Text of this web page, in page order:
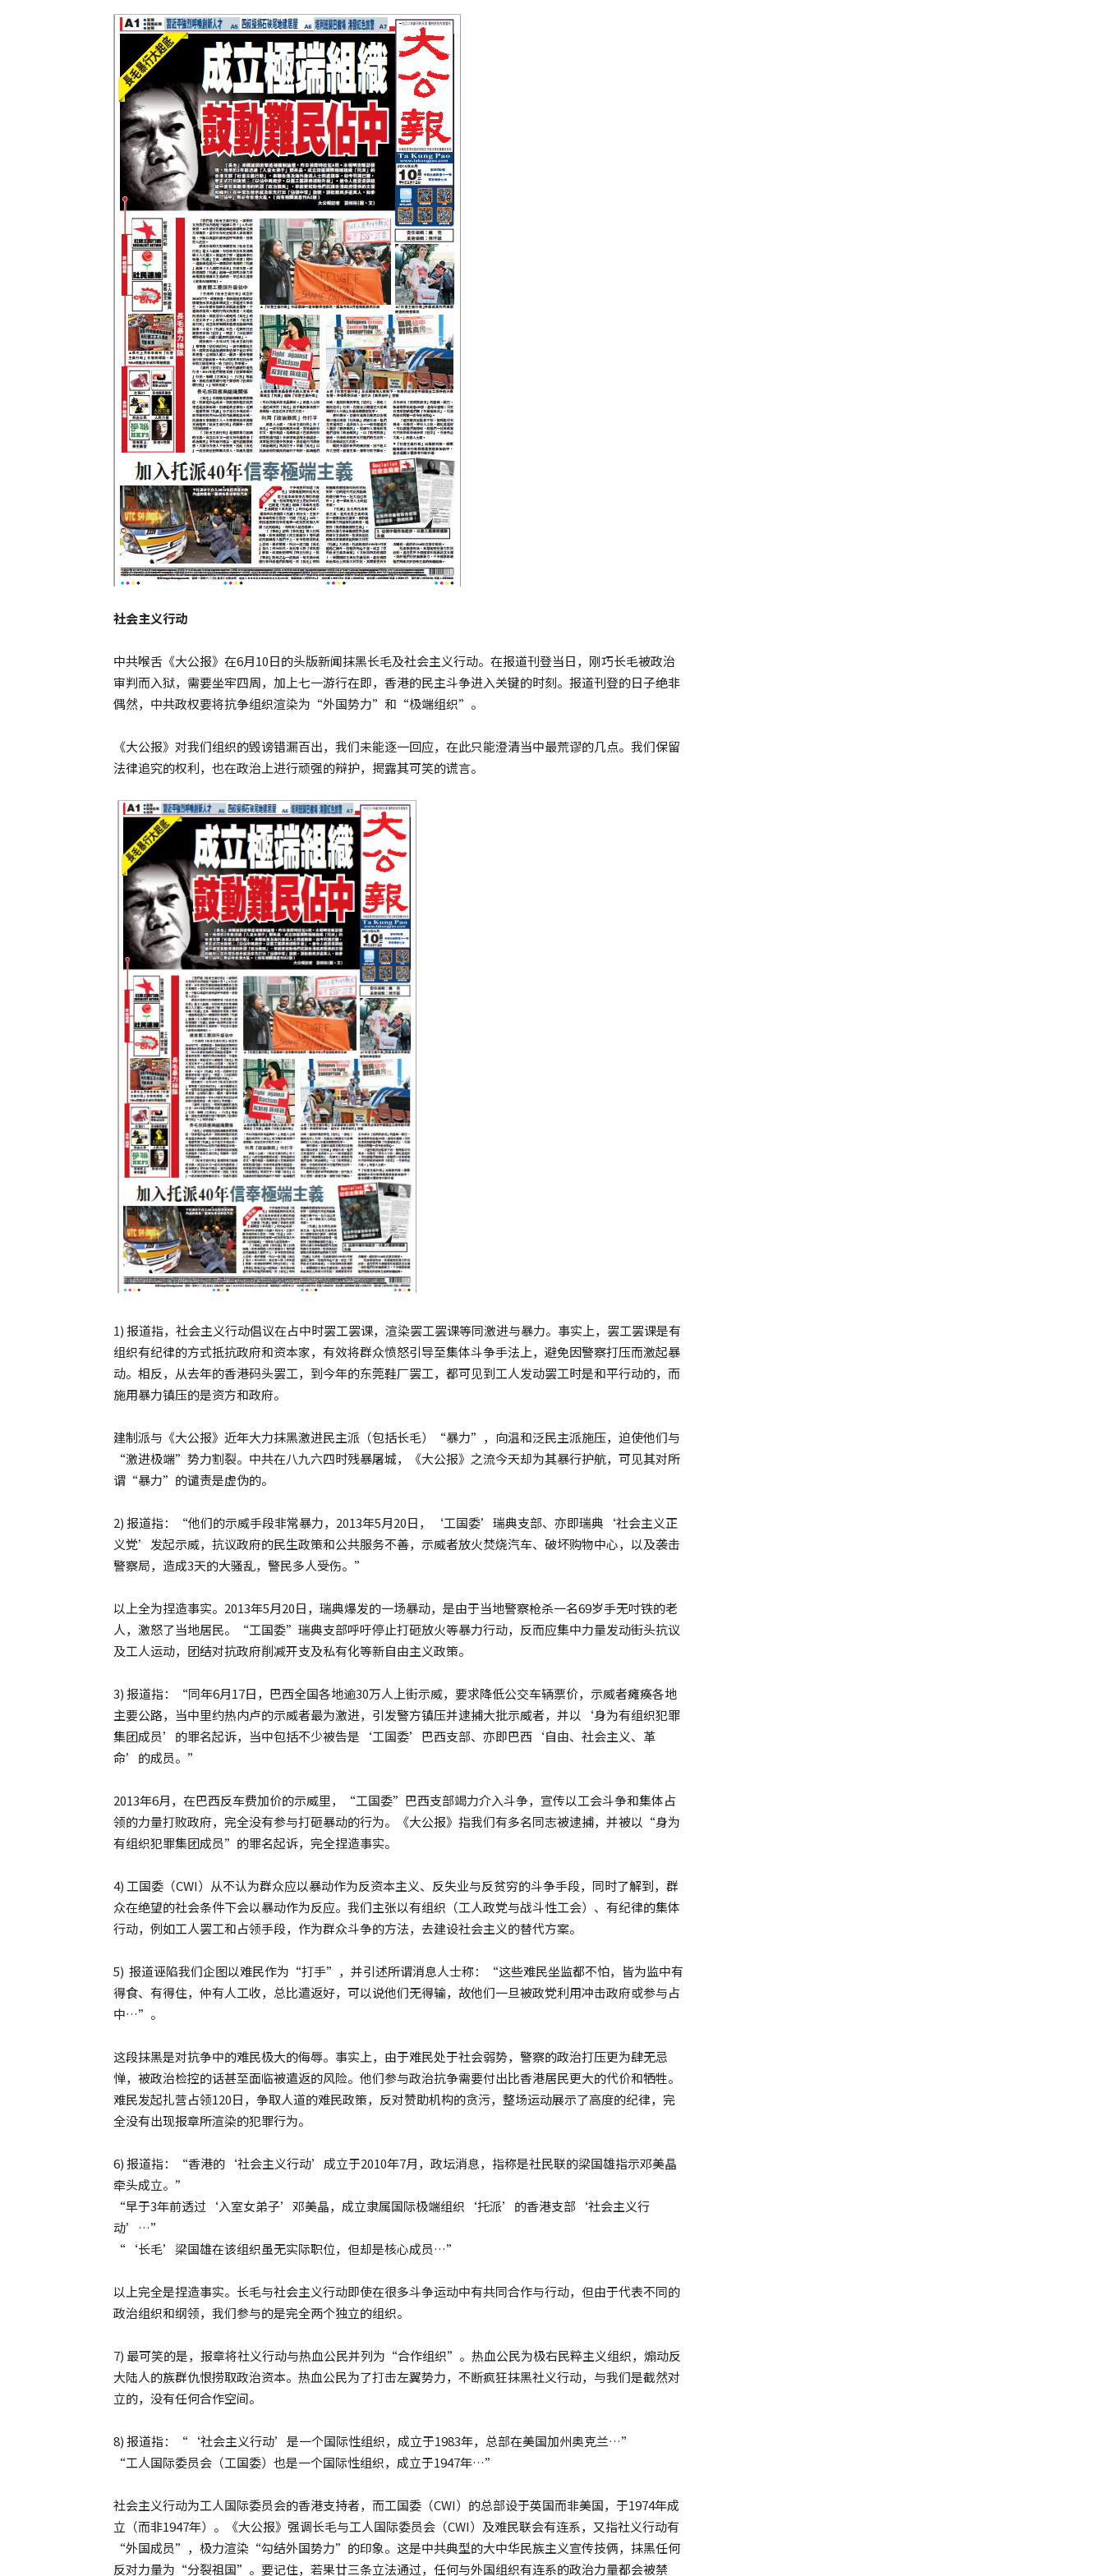
社会主义行动
中共喉舌《大公报》在6月10日的头版新闻抹黑长毛及社会主义行动。在报道刊登当日，刚巧长毛被政治
审判而入狱，需要坐牢四周，加上七一游行在即，香港的民主斗争进入关键的时刻。报道刊登的日子绝非
偶然，中共政权要将抗争组织渲染为“外国势力”和“极端组织”。
《大公报》对我们组织的毁谤错漏百出，我们未能逐一回应，在此只能澄清当中最荒谬的几点。我们保留
法律追究的权利，也在政治上进行顽强的辩护，揭露其可笑的谎言。
1) 报道指，社会主义行动倡议在占中时罢工罢课，渲染罢工罢课等同激进与暴力。事实上，罢工罢课是有
组织有纪律的方式抵抗政府和资本家，有效将群众愤怒引导至集体斗争手法上，避免因警察打压而激起暴
动。相反，从去年的香港码头罢工，到今年的东莞鞋厂罢工，都可见到工人发动罢工时是和平行动的，而
施用暴力镇压的是资方和政府。
建制派与《大公报》近年大力抹黑激进民主派（包括长毛）“暴力”，向温和泛民主派施压，迫使他们与
“激进极端”势力割裂。中共在八九六四时残暴屠城，《大公报》之流今天却为其暴行护航，可见其对所
谓“暴力”的谴责是虚伪的。
2) 报道指：“他们的示威手段非常暴力，2013年5月20日，‘工国委’瑞典支部、亦即瑞典‘社会主义正
义党’发起示威，抗议政府的民生政策和公共服务不善，示威者放火焚烧汽车、破坏购物中心，以及袭击
警察局，造成3天的大骚乱，警民多人受伤。”
以上全为捏造事实。2013年5月20日，瑞典爆发的一场暴动，是由于当地警察枪杀一名69岁手无吋铁的老
人，激怒了当地居民。“工国委”瑞典支部呼吁停止打砸放火等暴力行动，反而应集中力量发动街头抗议
及工人运动，团结对抗政府削减开支及私有化等新自由主义政策。
3) 报道指：“同年6月17日，巴西全国各地逾30万人上街示威，要求降低公交车辆票价，示威者瘫痪各地
主要公路，当中里约热内卢的示威者最为激进，引发警方镇压并逮捕大批示威者，并以‘身为有组织犯罪
集团成员’的罪名起诉，当中包括不少被告是‘工国委’巴西支部、亦即巴西‘自由、社会主义、革
命’的成员。”
2013年6月，在巴西反车费加价的示威里，“工国委”巴西支部竭力介入斗争，宣传以工会斗争和集体占
领的力量打败政府，完全没有参与打砸暴动的行为。《大公报》指我们有多名同志被逮捕，并被以“身为
有组织犯罪集团成员”的罪名起诉，完全捏造事实。
4) 工国委（CWI）从不认为群众应以暴动作为反资本主义、反失业与反贫穷的斗争手段，同时了解到，群
众在绝望的社会条件下会以暴动作为反应。我们主张以有组织（工人政党与战斗性工会）、有纪律的集体
行动，例如工人罢工和占领手段，作为群众斗争的方法，去建设社会主义的替代方案。
5) 报道诬陷我们企图以难民作为“打手”，并引述所谓消息人士称：“这些难民坐监都不怕，皆为监中有
得食、有得住，仲有人工收，总比遣返好，可以说他们无得输，故他们一旦被政党利用冲击政府或参与占
中…”。
这段抹黑是对抗争中的难民极大的侮辱。事实上，由于难民处于社会弱势，警察的政治打压更为肆无忌
惮，被政治检控的话甚至面临被遣返的风险。他们参与政治抗争需要付出比香港居民更大的代价和牺牲。
难民发起扎营占领120日，争取人道的难民政策，反对赞助机构的贪污，整场运动展示了高度的纪律，完
全没有出现报章所渲染的犯罪行为。
6) 报道指：“香港的‘社会主义行动’成立于2010年7月，政坛消息，指称是社民联的梁国雄指示邓美晶
牵头成立。”
“早于3年前透过‘入室女弟子’邓美晶，成立隶属国际极端组织‘托派’的香港支部‘社会主义行
动’…”
“‘长毛’梁国雄在该组织虽无实际职位，但却是核心成员…”
以上完全是捏造事实。长毛与社会主义行动即使在很多斗争运动中有共同合作与行动，但由于代表不同的
政治组织和纲领，我们参与的是完全两个独立的组织。
7) 最可笑的是，报章将社义行动与热血公民并列为“合作组织”。热血公民为极右民粹主义组织，煽动反
大陆人的族群仇恨捞取政治资本。热血公民为了打击左翼势力，不断疯狂抹黑社义行动，与我们是截然对
立的，没有任何合作空间。
8) 报道指：“‘社会主义行动’是一个国际性组织，成立于1983年，总部在美国加州奥克兰…”
“工人国际委员会（工国委）也是一个国际性组织，成立于1947年…”
社会主义行动为工人国际委员会的香港支持者，而工国委（CWI）的总部设于英国而非美国，于1974年成
立（而非1947年）。《大公报》强调长毛与工人国际委员会（CWI）及难民联会有连系，又指社义行动有
“外国成员”，极力渲染“勾结外国势力”的印象。这是中共典型的大中华民族主义宣传技俩，抹黑任何
反对力量为“分裂祖国”。要记住，若果廿三条立法通过，任何与外国组织有连系的政治力量都会被禁